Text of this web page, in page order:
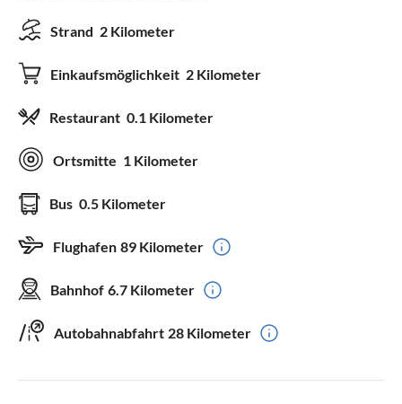
Strand 2 Kilometer
Einkaufsmöglichkeit 2 Kilometer
Restaurant 0.1 Kilometer
Ortsmitte 1 Kilometer
Bus 0.5 Kilometer
Flughafen 89 Kilometer
Bahnhof 6.7 Kilometer
Autobahnabfahrt 28 Kilometer